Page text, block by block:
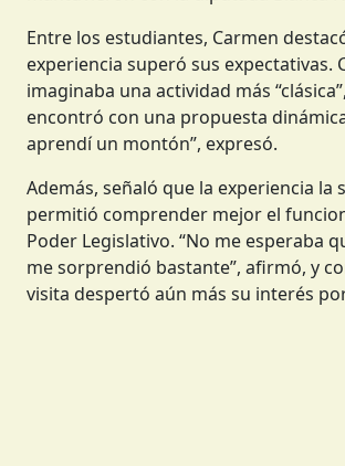
Entre los estudiantes, Carmen
experiencia superó sus expectativas.
imaginaba una actividad más
encontró con una propuesta
aprendí un montón”, expresó.
Además, señaló que la experiencia la
permitió comprender mejor el
Poder Legislativo. “No me esperaba
me sorprendió bastante”, afirmó, y
visita despertó aún más su interés